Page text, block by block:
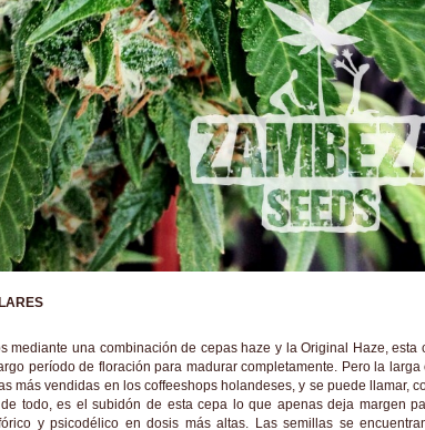
mediante una combinación de cepas haze y la Original Haze, esta
período de floración para madurar completamente. Pero la larga
más vendidas en los coffeeshops holandeses, y se puede llamar,
todo, es el subidón de esta cepa lo que apenas deja margen
y psicodélico en dosis más altas. Las semillas se